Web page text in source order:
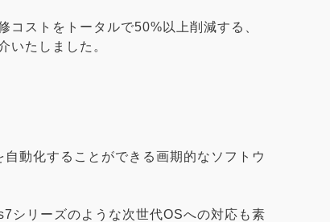
ストをトータルで50%以上削減する、
いたしました。
動化することができる画期的なソフトウ
シリーズのような次世代OSへの対応も素